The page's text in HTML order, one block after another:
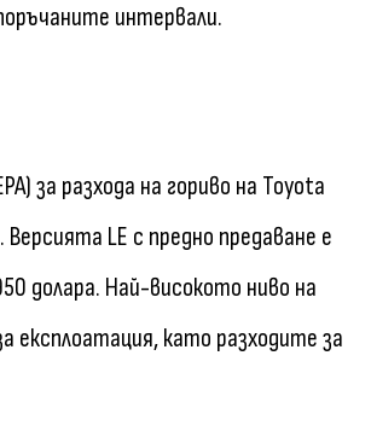
интервали.
за разхода на гориво на Toyota
LE с предно предаване е
долара. Най-високото ниво на
експлоатация, като разходите за